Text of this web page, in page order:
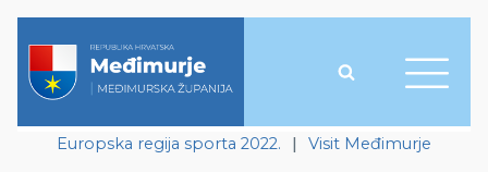
Europska regija sporta 2022. | Visit Međimurje